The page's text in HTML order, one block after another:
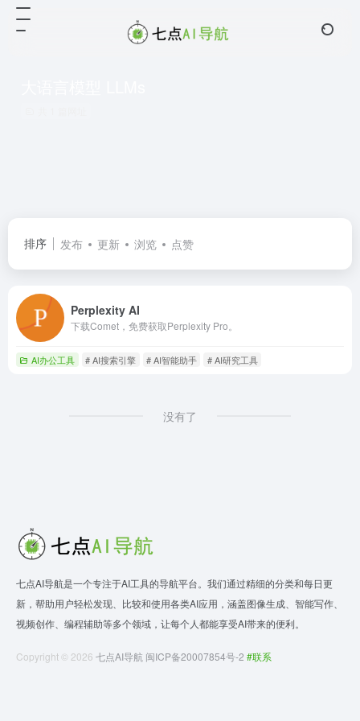
排序 发布 更新 浏览 点赞
Perplexity AI
下载Comet，免费获取Perplexity Pro。
AI办公工具 # AI搜索引擎 # AI智能助手 # AI研究工具
没有了
七点AI导航是一个专注于AI工具的导航平台。我们通过精细的分类和每日更
新，帮助用户轻松发现、比较和使用各类AI应用，涵盖图像生成、智能写作、
视频创作、编程辅助等多个领域，让每个人都能享受AI带来的便利。
Copyright © 2026 七点AI导航 闽ICP备20007854号-2 #联系